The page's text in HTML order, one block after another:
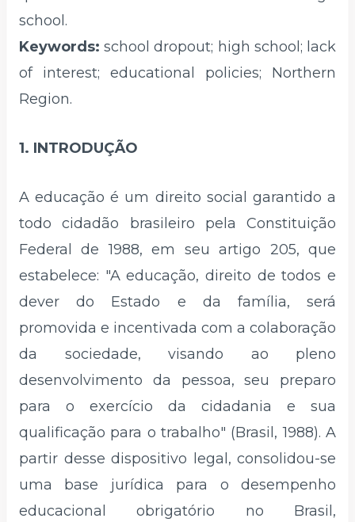
school.
Keywords:school dropout; high school; lack
of interest; educational policies; Northern
Region.
1. INTRODUÇÃO
A educação é um direito social garantido a
todo cidadão brasileiro pela Constituição
Federal de 1988, em seu artigo 205, que
estabelece: "A educação, direito de todos e
dever do Estado e da família, será
promovida e incentivada com a colaboração
da sociedade, visando ao pleno
desenvolvimento da pessoa, seu preparo
para o exercício da cidadania e sua
qualificação para o trabalho" (Brasil, 1988). A
partir desse dispositivo legal, consolidou-se
uma base jurídica para o desempenho
educacional obrigatório no Brasil,